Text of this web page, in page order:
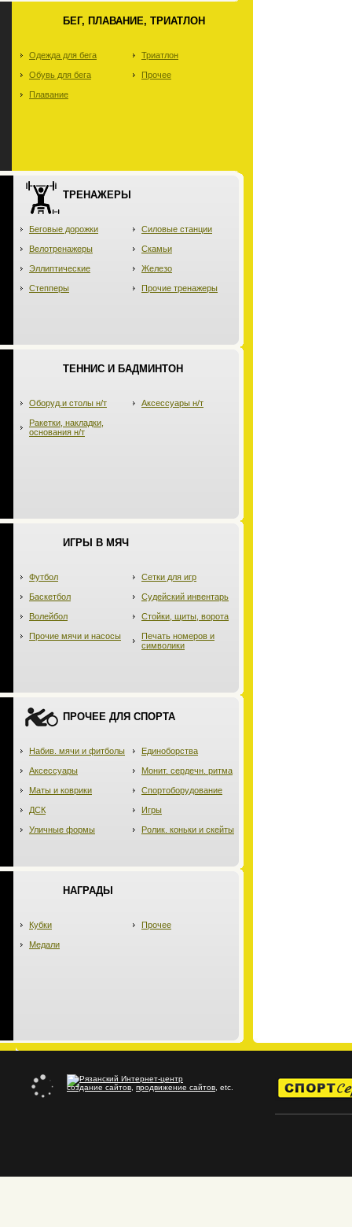
БЕГ, ПЛАВАНИЕ, ТРИАТЛОН
Одежда для бега
Обувь для бега
Плавание
Триатлон
Прочее
ТРЕНАЖЕРЫ
Беговые дорожки
Велотренажеры
Эллиптические
Степперы
Силовые станции
Скамьи
Железо
Прочие тренажеры
ТЕННИС И БАДМИНТОН
Оборуд.и столы н/т
Ракетки, накладки,
основания н/т
Аксессуары н/т
ИГРЫ В МЯЧ
Футбол
Баскетбол
Волейбол
Прочие мячи и насосы
Сетки для игр
Судейский инвентарь
Стойки, щиты, ворота
Печать номеров и
символики
ПРОЧЕЕ ДЛЯ СПОРТА
Набив. мячи и фитболы
Аксессуары
Маты и коврики
ДСК
Уличные формы
Единоборства
Монит. сердечн. ритма
Спортоборудование
Игры
Ролик. коньки и скейты
НАГРАДЫ
Кубки
Медали
Прочее
создание сайтов продвижение сайтов , etc.